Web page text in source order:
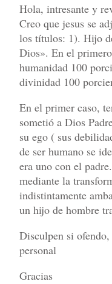
Hola, intresante y
Creo que jesus se
los títulos: 1). Hijo
Dios». En el
humanidad 100
divinidad 100
En el primer caso,
sometió a Dios
su ego ( sus
de ser humano se
era uno con el
mediante la
indistintamente
un hijo de hombre
Disculpen si
personal
Gracias